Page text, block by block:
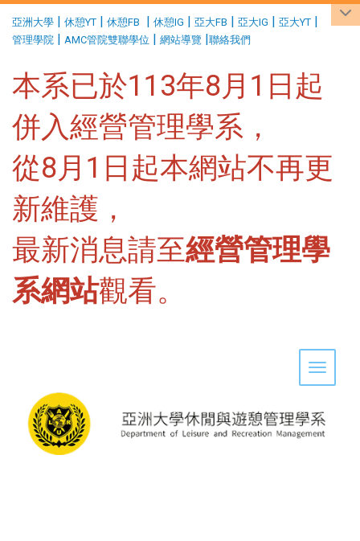
亞洲大學 | 休憩YT | 休憩FB | 休憩IG | 亞大FB | 亞大IG | 亞大YT |
管理學院 | AMC管院雙聯學位 | 網站導覽 |聯絡我們
本系已於113年8月1日起
併入經營管理學系，
從8月1日起本網站不再更
新維護，
最新消息請至經營管理學
系網站觀看。
Toggle